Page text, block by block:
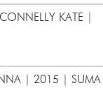
KATE |
| 2015 | SUMA